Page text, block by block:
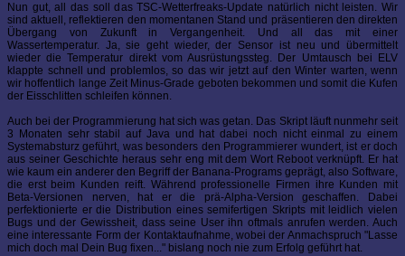
Nun gut, all das soll das TSC-Wetterfreaks-Update natürlich nicht leisten. Wir
sind aktuell, reflektieren den momentanen Stand und präsentieren den direkten
Übergang von Zukunft in Vergangenheit. Und all das mit einer
Wassertemperatur. Ja, sie geht wieder, der Sensor ist neu und übermittelt
wieder die Temperatur direkt vom Ausrüstungssteg. Der Umtausch bei ELV
klappte schnell und problemlos, so das wir jetzt auf den Winter warten, wenn
wir hoffentlich lange Zeit Minus-Grade geboten bekommen und somit die Kufen
der Eisschlitten schleifen können.
Auch bei der Programmierung hat sich was getan. Das Skript läuft nunmehr seit
3 Monaten sehr stabil auf Java und hat dabei noch nicht einmal zu einem
Systemabsturz geführt, was besonders den Programmierer wundert, ist er doch
aus seiner Geschichte heraus sehr eng mit dem Wort Reboot verknüpft. Er hat
wie kaum ein anderer den Begriff der Banana-Programs geprägt, also Software,
die erst beim Kunden reift. Während professionelle Firmen ihre Kunden mit
Beta-Versionen nerven, hat er die prä-Alpha-Version geschaffen. Dabei
perfektionierte er die Distribution eines semifertigen Skripts mit leidlich vielen
Bugs und der Gewissheit, dass seine User ihn oftmals anrufen werden. Auch
eine interessante Form der Kontaktaufnahme, wobei der Anmachspruch "Lasse
mich doch mal Dein Bug fixen..." bislang noch nie zum Erfolg geführt hat.